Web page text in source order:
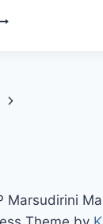
Next
Marsudirini